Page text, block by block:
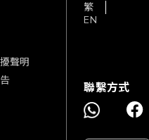
聲明
繁
EN
聯繫方式